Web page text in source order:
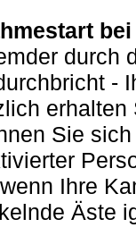
durch
-
erhalten
Sie
Ihre
Äste